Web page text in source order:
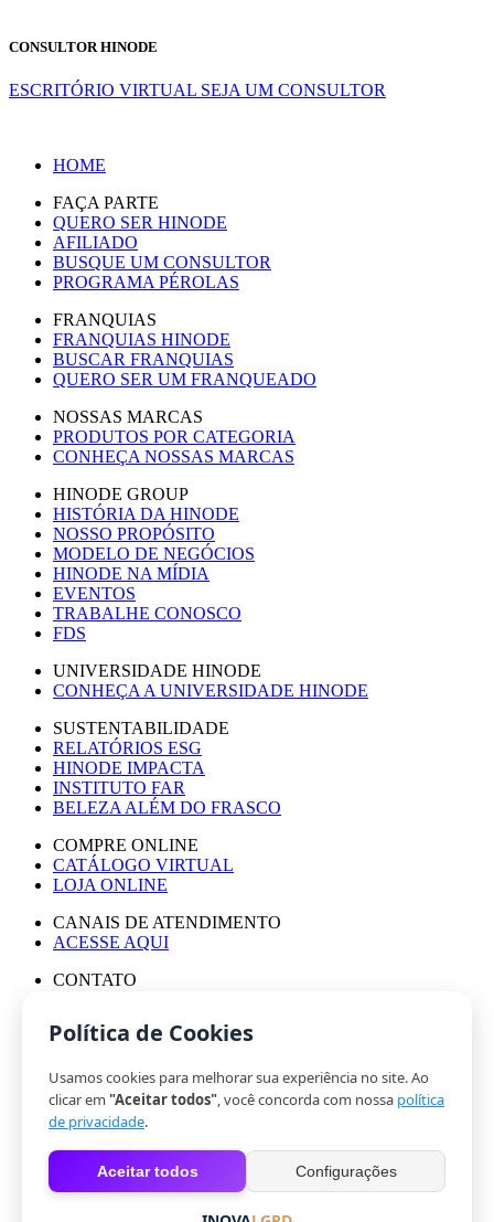
CONSULTOR HINODE
ESCRITÓRIO VIRTUAL SEJA UM CONSULTOR
HOME
FAÇA PARTE
QUERO SER HINODE
AFILIADO
BUSQUE UM CONSULTOR
PROGRAMA PÉROLAS
FRANQUIAS
FRANQUIAS HINODE
BUSCAR FRANQUIAS
QUERO SER UM FRANQUEADO
NOSSAS MARCAS
PRODUTOS POR CATEGORIA
CONHEÇA NOSSAS MARCAS
HINODE GROUP
HISTÓRIA DA HINODE
NOSSO PROPÓSITO
MODELO DE NEGÓCIOS
HINODE NA MÍDIA
EVENTOS
TRABALHE CONOSCO
FDS
UNIVERSIDADE HINODE
CONHEÇA A UNIVERSIDADE HINODE
SUSTENTABILIDADE
RELATÓRIOS ESG
HINODE IMPACTA
INSTITUTO FAR
BELEZA ALÉM DO FRASCO
COMPRE ONLINE
CATÁLOGO VIRTUAL
LOJA ONLINE
CANAIS DE ATENDIMENTO
ACESSE AQUI
CONTATO
TRABALHE CONOSCO
© HINODE GROUP 2024
|
CÓDIGO DE ÉTICA
|
POLÍTICA DE PRIVACIDADE
|
Política de Cookies
Usamos cookies para melhorar sua experiência no site. Ao
clicar em "Aceitar todos", você concorda com nossa política
de privacidade.
Aceitar todos Configurações